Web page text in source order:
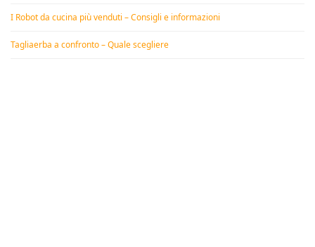
I Robot da cucina più venduti – Consigli e informazioni
Tagliaerba a confronto – Quale scegliere